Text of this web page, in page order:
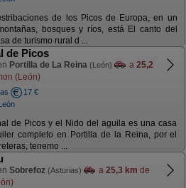
de los Picos de Europa, en un
bosques y ríos, está El canto del
de turismo rural d ...
de Picos
Portilla de La Reina (León) a 25,2
(León)
17 €
de Picos y el Nido del aguila es una casa
completo en Portilla de la Reina, por el
tenemo ...
Sobrefoz (Asturias) a 25,3 km de